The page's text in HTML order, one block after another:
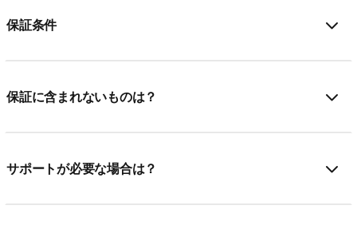
保証条件
保証に含まれないものは？
サポートが必要な場合は？